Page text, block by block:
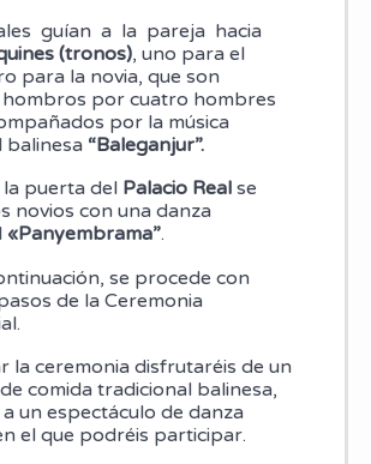
guían a la pareja hacia
(tronos), uno para el
para la novia, que son
hombros por cuatro hombres
por la música
balinesa “Baleganjur”.
puerta del Palacio Realse
novios con una danza
«Panyembrama”.
se procede con
de la Ceremonia
la ceremonia disfrutaréis de un
comida tradicional balinesa,
un espectáculo de danza
el que podréis participar.